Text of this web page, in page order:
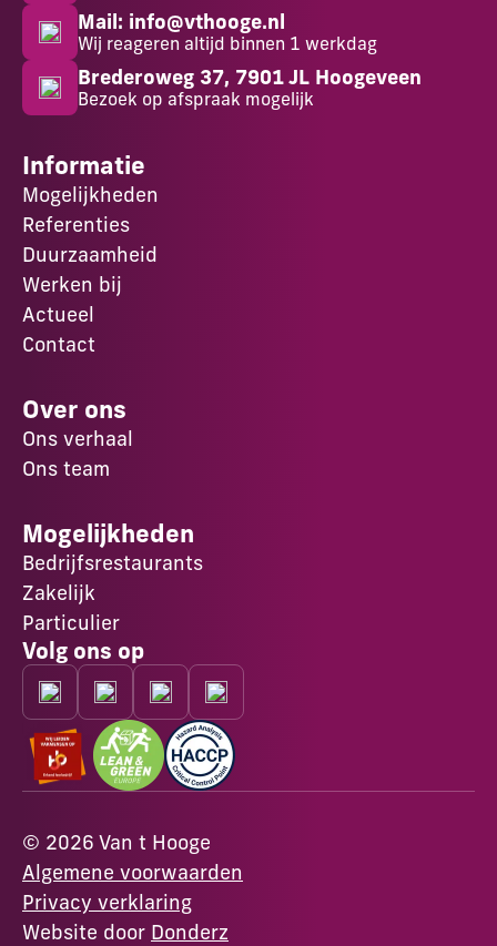
Mail: info@vthooge.nl
Wij reageren altijd binnen 1 werkdag
Brederoweg 37, 7901 JL Hoogeveen
Bezoek op afspraak mogelijk
Informatie
Mogelijkheden
Referenties
Duurzaamheid
Werken bij
Actueel
Contact
Over ons
Ons verhaal
Ons team
Mogelijkheden
Bedrijfsrestaurants
Zakelijk
Particulier
Volg ons op
© 2026 Van t Hooge
Algemene voorwaarden
Privacy verklaring
Website door Donderz